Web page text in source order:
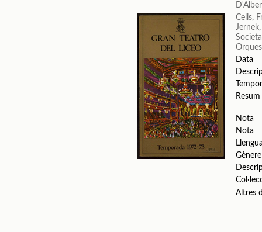
Celis,
Data
Resum
Nota
Nota
Gènere
Altres